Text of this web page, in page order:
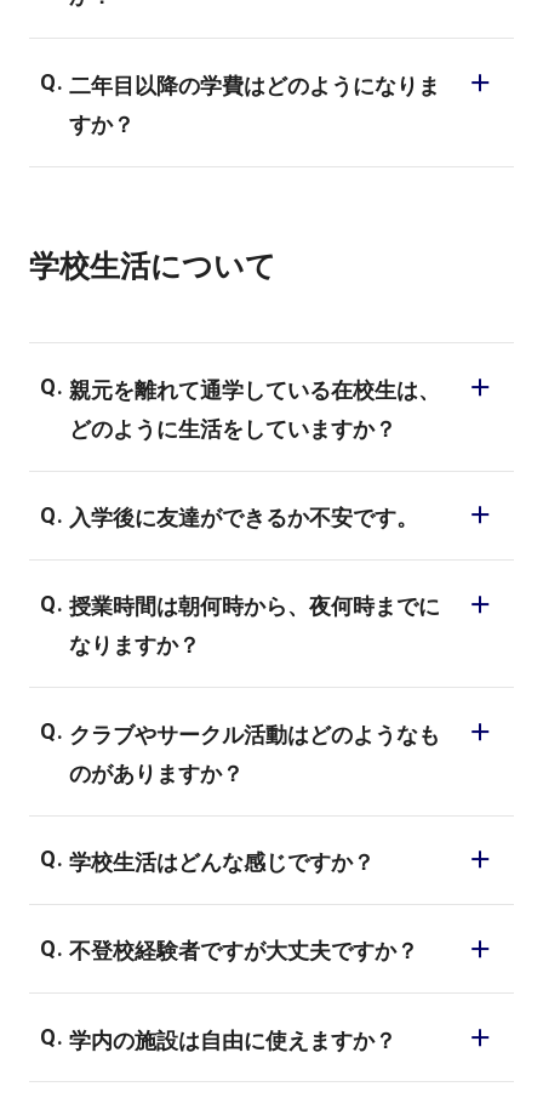
安です。
ただし入試の時期によって異なりますの
で、詳しくは入学事務局までお問い合わせ
ください。
入学事務局：（東京校）0120-702-707／
受付時間：10:00～19:00（平日・土日・祝
ースにより金額が異なりますので詳細はお
問い合わせ下さい。また、教材はプロも使
用しているものになりますので卒業後も引
二年目以降の学費はどのようになりま
すか？
て頂きます。
学校生活について
親元を離れて通学している在校生は、
どのように生活をしていますか？
バランスの取れた食事とセキュリティも万
全なので安心して生活をすることができま
す。不安なことがあれば随時担任のスタッ
フがご相談に乗らせていただいていますの
で、ご安心ください。
入学後に友達ができるか不安です。
が集う、非常に交友しやすい環境の学校で
す。少人数制クラスや学部合同チーム制
作、サークル活動といった授業やイベント
を通じて、仲間と出会う機会が多いことも
特長です。就職対策のための「コミュニケ
ーションスキル」の授業もあるので、コミ
ュニケーションが苦手の人も安心して業界
授業時間は朝何時から、夜何時までに
なりますか？
間はクラスにより異なり、必ず1限目からで
はなく曜日によって午後から開始するクラ
スもございます。ほぼ週5日通学ですが終日
拘束ではなく、むしろ授業は1日4～5時間な
のでアルバイトもしやすい環境です。
クラブやサークル活動はどのようなも
のがありますか？
ど学部を越えた交流が行われ情報交換や人
脈作りに役立っています。
学校生活はどんな感じですか？
イベントがあります。参加したいイベント
を選んで、学校生活も楽しんでください！
不登校経験者ですが大丈夫ですか？
す。また、共通の趣味をもった友人もでき
ます。自分が本当に好きな事で楽しく学ん
学内の施設は自由に使えますか？